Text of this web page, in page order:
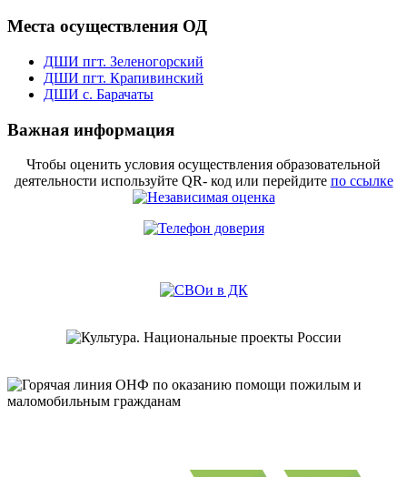
Места осуществления ОД
ДШИ пгт. Зеленогорский
ДШИ пгт. Крапивинский
ДШИ с. Барачаты
Важная информация
Чтобы оценить условия осуществления образовательной
деятельности используйте QR- код или перейдите по ссылке